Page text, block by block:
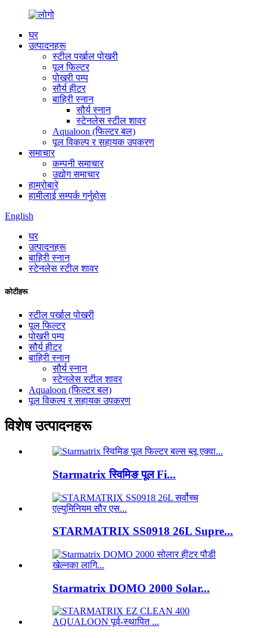
घर
उत्पादनहरू
स्टील पर्खाल पोखरी
पूल फिल्टर
पोखरी पम्प
सौर्य हीटर
बाहिरी स्नान
सौर्य स्नान
स्टेनलेस स्टील शावर
Aqualoon (फिल्टर बल)
पूल विकल्प र सहायक उपकरण
समाचार
कम्पनी समाचार
उद्योग समाचार
हाम्रोबारे
हामीलाई सम्पर्क गर्नुहोस
English
घर
उत्पादनहरू
बाहिरी स्नान
स्टेनलेस स्टील शावर
कोटीहरू
स्टील पर्खाल पोखरी
पूल फिल्टर
पोखरी पम्प
सौर्य हीटर
बाहिरी स्नान
सौर्य स्नान
स्टेनलेस स्टील शावर
Aqualoon (फिल्टर बल)
पूल विकल्प र सहायक उपकरण
विशेष उत्पादनहरू
Starmatrix स्विमिङ पूल Fi...
STARMATRIX SS0918 26L Supre...
Starmatrix DOMO 2000 Solar...